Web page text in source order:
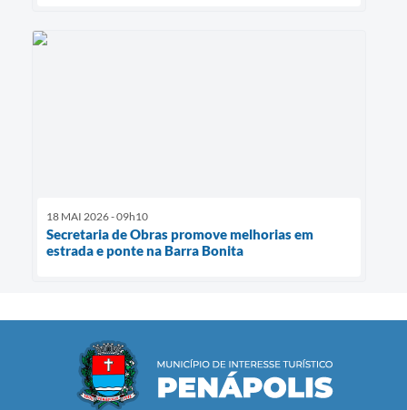
18 MAI 2026 - 09h10
Secretaria de Obras promove melhorias em
estrada e ponte na Barra Bonita